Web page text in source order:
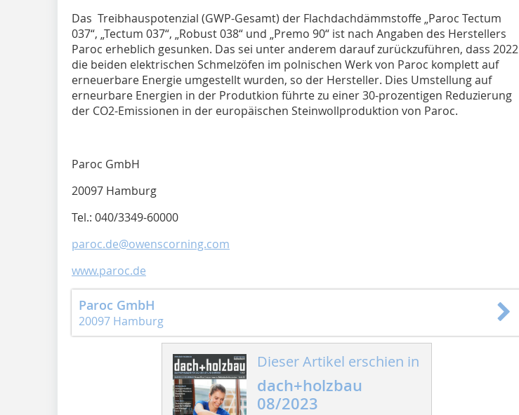
Das Treibhauspotenzial (GWP-Gesamt) der Flachdachdämmstoffe „Paroc Tectum
037“, „Tectum 037“, „Robust 038“ und „Premo 90“ ist nach Angaben des Herstellers
Paroc erheblich gesunken. Das sei unter anderem darauf zurückzuführen, dass 2022
die beiden elektrischen Schmelzöfen im polnischen Werk von Paroc komplett auf
erneuerbare Energie umgestellt wurden, so der Hersteller. Dies Umstellung auf
erneurbare Energien in der Produtkion führte zu einer 30-prozentigen Reduzierung
der CO2-Emissionen in der europäischen Steinwollproduktion von Paroc.
Paroc GmbH
20097 Hamburg
Tel.: 040/3349-60000
paroc.de@owenscorning.com
www.paroc.de
Paroc GmbH
20097 Hamburg
Dieser Artikel erschien in
dach+holzbau
08/2023